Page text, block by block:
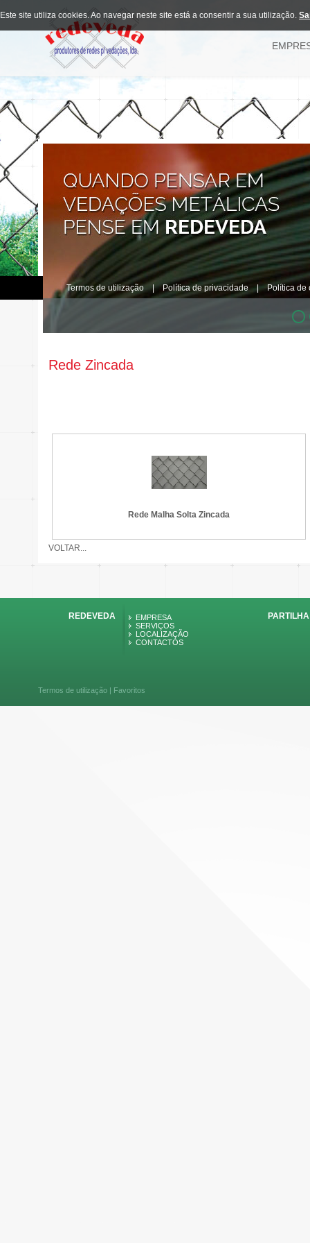
Rede Zincada
Rede Malha Solta Zincada
VOLTAR...
REDEVEDA
EMPRESA
SERVIÇOS
LOCALIZAÇÃO
CONTACTOS
PARTILHA
Termos de utilização | Favoritos
Este site utiliza cookies. Ao navegar neste site está a consentir a sua utilização.
Termos de utilização|Política de privacidade|Política de